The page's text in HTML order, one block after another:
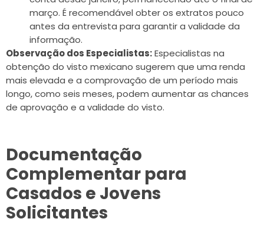
março. É recomendável obter os extratos pouco
antes da entrevista para garantir a validade da
informação.
Observação dos Especialistas:Especialistas na
obtenção do visto mexicano sugerem que uma renda
mais elevada e a comprovação de um período mais
longo, como seis meses, podem aumentar as chances
de aprovação e a validade do visto.
Documentação
Complementar para
Casados e Jovens
Solicitantes